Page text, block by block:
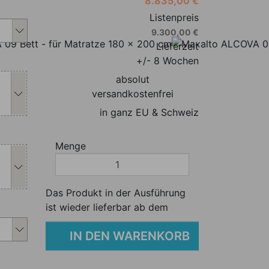
Produkt individuell anpassen
Produkt individuell anpassen
Produkt individuell anpassen
Produkt individuell anpassen
Produkt individuell anpassen
Listenpreis
9.300,00 €
Lieferzeit
+/- 8 Wochen
absolut
versandkostenfrei
in ganz EU & Schweiz
Menge
Das Produkt in der Ausführung
ist wieder lieferbar ab dem
IN DEN WARENKORB